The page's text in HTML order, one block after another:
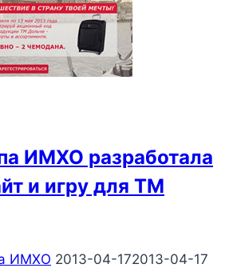
ИМХО разработала
и игру для ТМ
ИМХО 2013-04-172013-04-17